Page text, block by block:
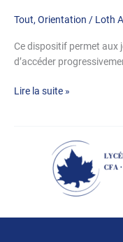
Tout, Orientation / Loth
Ce dispositif permet aux
d’accéder
Lire la suite »